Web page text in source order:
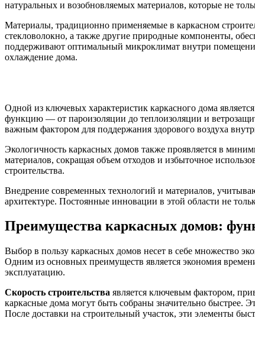
натуральных и возобновляемых материалов, которые не
Материалы, традиционно применяемые в каркасном
стекловолокно, а также другие природные компоненты,
поддерживают оптимальный микроклимат внутри
охлаждение дома.
Одной из ключевых характеристик каркасного дома
функцию — от пароизоляции до теплоизоляции и
важным фактором для поддержания здорового воздуха
Экологичность каркасных домов также проявляется в
материалов, сокращая объем отходов и избыточное
строительства.
Внедрение современных технологий и материалов,
архитектуре. Постоянные инновации в этой области не
Преимущества каркасных домов:
Выбор в пользу каркасных домов несет в себе множество
Одним из основных преимуществ является экономия
эксплуатацию.
Скорость строительства является ключевым фактором,
каркасные дома могут быть собраны значительно быстрее.
После доставки на строительный участок, эти элементы